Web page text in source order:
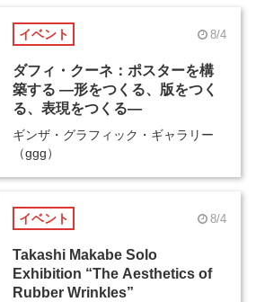
イベント 8/4
ダフィ・クーネ：ポスターを構
築する ―形をつくる、版をつく
る、表現をつくる―
ギンザ・グラフィック・ギャラリー
（ggg）
イベント 8/4
Takashi Makabe Solo
Exhibition “The Aesthetics of
Rubber Wrinkles”